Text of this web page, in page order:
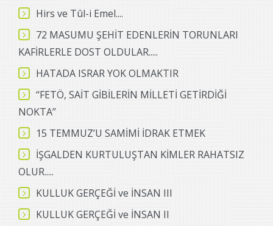
Hirs ve Tûl-i Emel....
72 MASUMU ŞEHİT EDENLERİN TORUNLARI
KAFİRLERLE DOST OLDULAR.....
HATADA ISRAR YOK OLMAKTIR
‘‘FETÖ, SAİT GİBİLERİN MİLLETİ GETİRDİĞİ
NOKTA’’
15 TEMMUZ’U SAMİMİ İDRAK ETMEK
İŞGALDEN KURTULUŞTAN KİMLER RAHATSIZ
OLUR.....
KULLUK GERÇEĞİ ve İNSAN III
KULLUK GERÇEĞİ ve İNSAN II